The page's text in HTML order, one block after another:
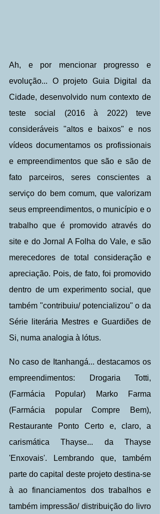
Ah, e por mencionar progresso e
evolução... O projeto Guia Digital da
Cidade, desenvolvido num contexto de
teste social (2016 à 2022) teve
consideráveis "altos e baixos" e nos
vídeos documentamos os profissionais
e empreendimentos que são e são de
fato parceiros, seres conscientes a
serviço do bem comum, que valorizam
seus empreendimentos, o município e o
trabalho que é promovido através do
site e do Jornal A Folha do Vale, e são
merecedores de total consideração e
apreciação. Pois, de fato, foi promovido
dentro de um experimento social, que
também "contribuiu/ potencializou" o da
Série literária Mestres e Guardiões de
Si, numa analogia à lótus.
No caso de Itanhangá... destacamos os
empreendimentos: Drogaria Totti,
(Farmácia Popular) Marko Farma
(Farmácia popular Compre Bem),
Restaurante Ponto Certo e, claro, a
carismática Thayse... da Thayse
'Enxovais'. Lembrando que, também
parte do capital deste projeto destina-se
à ao financiamentos dos trabalhos e
também impressão/ distribuição do livro